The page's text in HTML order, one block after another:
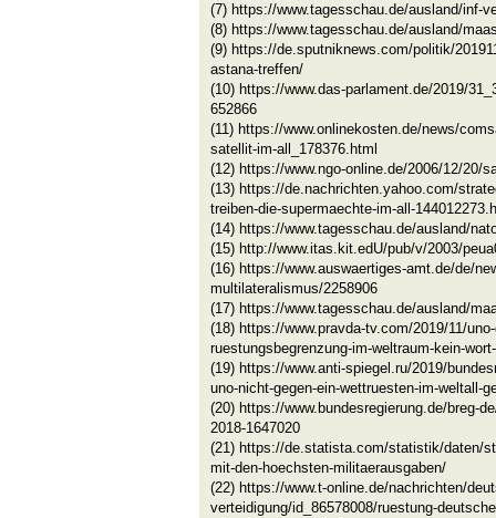
(7) https://www.tagesschau.de/ausland/inf-
(8) https://www.tagesschau.de/ausland/
(9) https://de.sputniknews.com/politik/
astana-treffen/
(10) https://www.das-parlament.de/2019/
652866
(11) https://www.onlinekosten.de/news/
satellit-im-all_178376.html
(12) https://www.ngo-online.de/2006/12/20/
(13) https://de.nachrichten.yahoo.com/
treiben-die-supermaechte-im-all-
(14) https://www.tagesschau.de/ausland/
(15) http://www.itas.kit.edU/pub/v/2003/
(16) https://www.auswaertiges-amt.de/de/
multilateralismus/2258906
(17) https://www.tagesschau.de/ausland/
(18) https://www.pravda-tv.com/2019/11/
ruestungsbegrenzung-im-weltraum-kein-
(19) https://www.anti-spiegel.ru/2019/
uno-nicht-gegen-ein-wettruesten-im-weltall-
(20) https://www.bundesregierung.de/breg-
2018-1647020
(21) https://de.statista.com/statistik/daten/
mit-den-hoechsten-militaerausgaben/
(22) https://www.t-online.de/nachrichten/
verteidigung/id_86578008/ruestung-